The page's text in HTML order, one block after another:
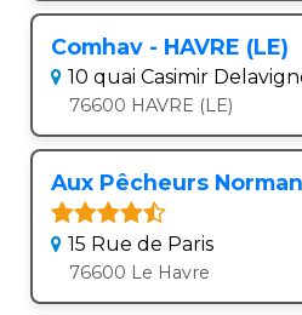
Comhav - HAVRE (LE)
10 quai Casimir
76600 HAVRE (LE)
Aux Pêcheurs
15 Rue de Paris
76600 Le Havre